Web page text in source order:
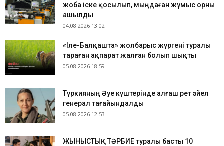
жоба іске қосылып, мыңдаған жұмыс орны
ашылды
04.08.2026 13:02
«Іле-Балқашта» жолбарыс жүргені туралы
тараған ақпарат жалған болып шықты
05.08.2026 18:59
Түркияның Әуе күштерінде алғаш рет әйел
генерал тағайындалды
05.08.2026 12:53
ЖЫНЫСТЫҚ ТӘРБИЕ туралы басты 10